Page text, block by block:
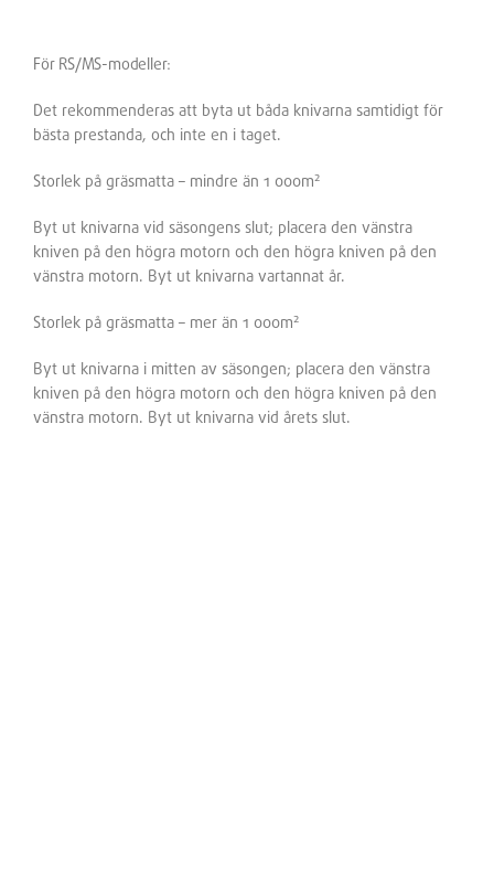
För RS/MS-modeller:
Det rekommenderas att byta ut båda knivarna samtidigt för
bästa prestanda, och inte en i taget.
Storlek på gräsmatta – mindre än 1 000m2
Byt ut knivarna vid säsongens slut; placera den vänstra
kniven på den högra motorn och den högra kniven på den
vänstra motorn. Byt ut knivarna vartannat år.
Storlek på gräsmatta – mer än 1 000m2
Byt ut knivarna i mitten av säsongen; placera den vänstra
kniven på den högra motorn och den högra kniven på den
vänstra motorn. Byt ut knivarna vid årets slut.